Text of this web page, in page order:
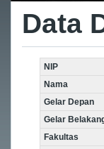
Data
NIP
Nama
Gelar Depan
Gelar
Fakultas